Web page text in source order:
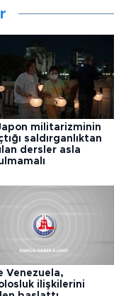
militarizminin
saldırganlıktan
dersler asla
Venezuela,
ilişkilerini